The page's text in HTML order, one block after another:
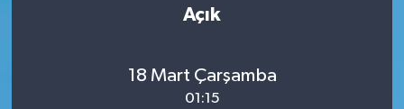
Açık
18 Mart Çarşamba
01:15